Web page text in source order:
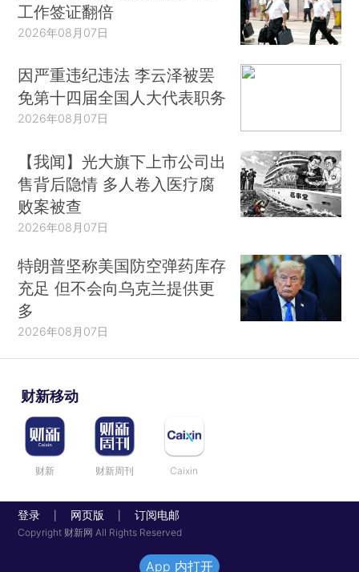
工作签证翻倍
2026年08月07日
因严重违纪违法 李云泽被罢
免第十四届全国人大代表职务
2026年08月07日
【我闻】光大旗下上市公司出
售背后隐情 多人卷入医疗腐
败案被查
2026年08月07日
特朗普坚称美国防空弹药库存
充足 但不会向乌克兰提供更
多
2026年08月07日
财新移动
财新 财新周刊 Caixin
登录 网页版 订阅电邮
Copyright 财新网 All Rights Reserved
App 内打开